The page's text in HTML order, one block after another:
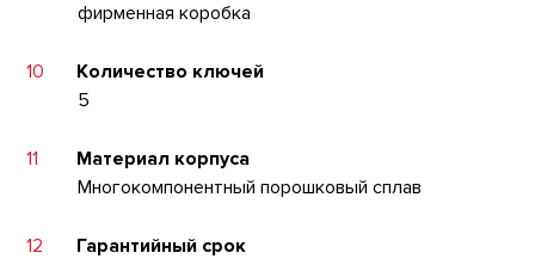
фирменная коробка
10
Количество ключей
5
11
Материал корпуса
Многокомпонентный порошковый сплав
12
Гарантийный срок